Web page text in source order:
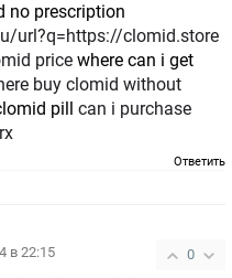
no prescription
url?q=https://clomid.store
price where can i get
buy clomid without
pill
can i purchase
Ответить
0
в 22:15